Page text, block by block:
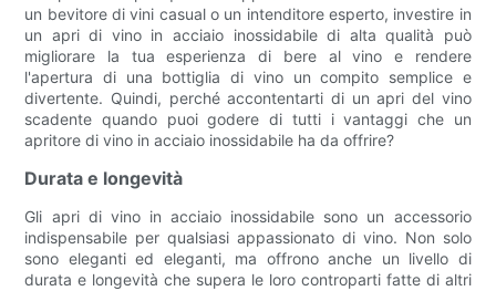
un bevitore di vini casual o un intenditore esperto, investire in
un apri di vino in acciaio inossidabile di alta qualità può
migliorare la tua esperienza di bere al vino e rendere
l'apertura di una bottiglia di vino un compito semplice e
divertente. Quindi, perché accontentarti di un apri del vino
scadente quando puoi godere di tutti i vantaggi che un
apritore di vino in acciaio inossidabile ha da offrire?
Durata e longevità
Gli apri di vino in acciaio inossidabile sono un accessorio
indispensabile per qualsiasi appassionato di vino. Non solo
sono eleganti ed eleganti, ma offrono anche un livello di
durata e longevità che supera le loro controparti fatte di altri